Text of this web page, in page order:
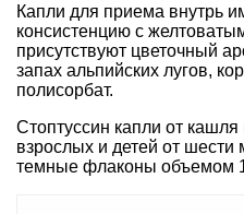
Капли для приема внутрь
консистенцию с
присутствуют цветочный
запах альпийских лугов,
полисорбат.
Стоптуссин капли от
взрослых и детей от
темные флаконы объемом